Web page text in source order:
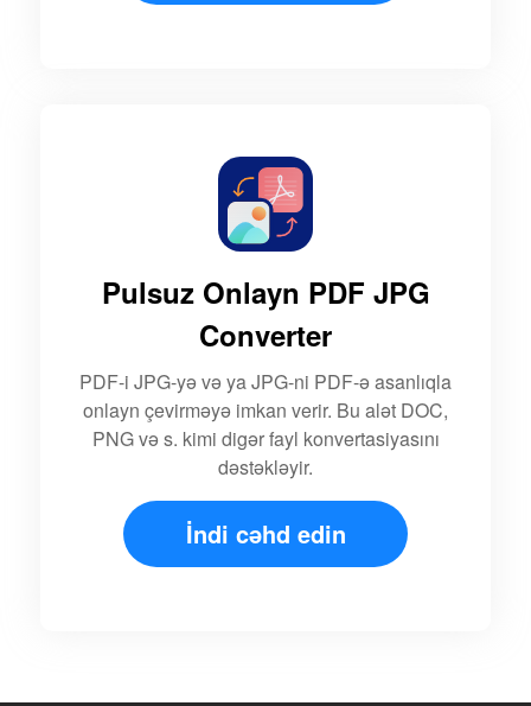
Pulsuz Onlayn PDF JPG
Converter
PDF-i JPG-yə və ya JPG-ni PDF-ə asanlıqla
onlayn çevirməyə imkan verir. Bu alət DOC,
PNG və s. kimi digər fayl konvertasiyasını
dəstəkləyir.
İndi cəhd edin